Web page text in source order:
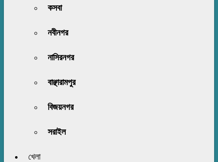
কসবা
নবীনগর
নাসিরনগর
বাঞ্ছারামপুর
বিজয়নগর
সরাইল
খেলা